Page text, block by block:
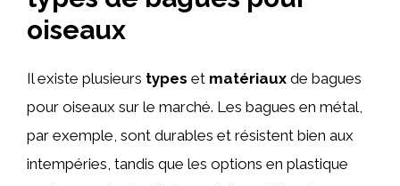
oiseaux
Il existe plusieurs types et matériaux de bagues
pour oiseaux sur le marché. Les bagues en métal,
par exemple, sont durables et résistent bien aux
intempéries, tandis que les options en plastique